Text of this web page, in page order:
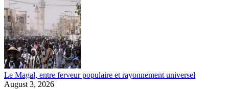
Le Magal, entre ferveur populaire et rayonnement universel
August 3, 2026